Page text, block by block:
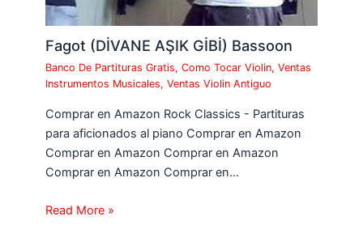
Fagot (DİVANE AŞIK GİBİ) Bassoon
Banco De Partituras Gratis,Como Tocar Violin,Ventas
Instrumentos Musicales,Ventas Violin Antiguo
Comprar en Amazon Rock Classics - Partituras
para aficionados al piano Comprar en Amazon
Comprar en Amazon Comprar en Amazon
Comprar en Amazon Comprar en…
Read More »